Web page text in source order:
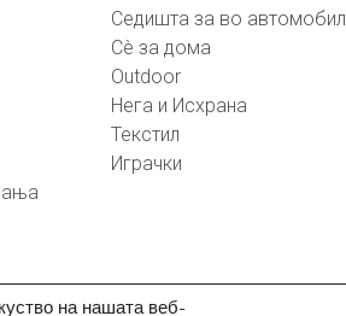
Седишта за во автомобил
Сè за дома
Outdoor
Нега и Исхрана
Текстил
Играчки
на нашата веб-